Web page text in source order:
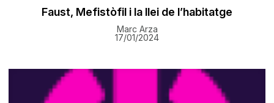
Faust, Mefistòfil i la llei de l’habitatge
Marc Arza
17/01/2024